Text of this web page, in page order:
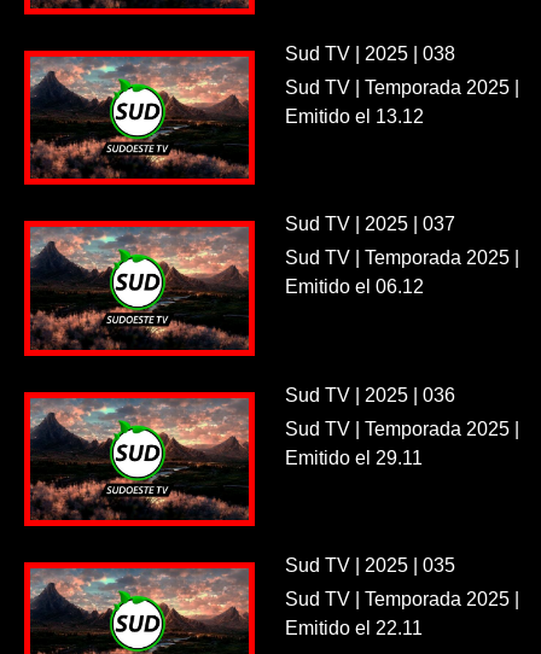
Sud TV | 2025 | 038
Sud TV | Temporada 2025 |
Emitido el 13.12
Sud TV | 2025 | 037
Sud TV | Temporada 2025 |
Emitido el 06.12
Sud TV | 2025 | 036
Sud TV | Temporada 2025 |
Emitido el 29.11
Sud TV | 2025 | 035
Sud TV | Temporada 2025 |
Emitido el 22.11